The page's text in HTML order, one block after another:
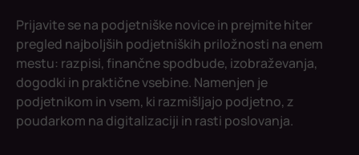
Prijavite se na podjetniške novice in prejmite hiter
pregled najboljših podjetniških priložnosti na enem
mestu: razpisi, finančne spodbude, izobraževanja,
dogodki in praktične vsebine. Namenjen je
podjetnikom in vsem, ki razmišljajo podjetno, z
poudarkom na digitalizaciji in rasti poslovanja.